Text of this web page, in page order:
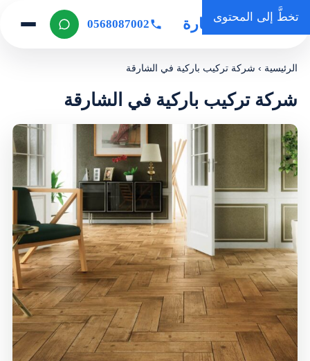
تخطَّ إلى المحتوى
روضة المنارة 0568087002
الرئيسية ›شركة تركيب باركية في الشارقة
شركة تركيب باركية في الشارقة